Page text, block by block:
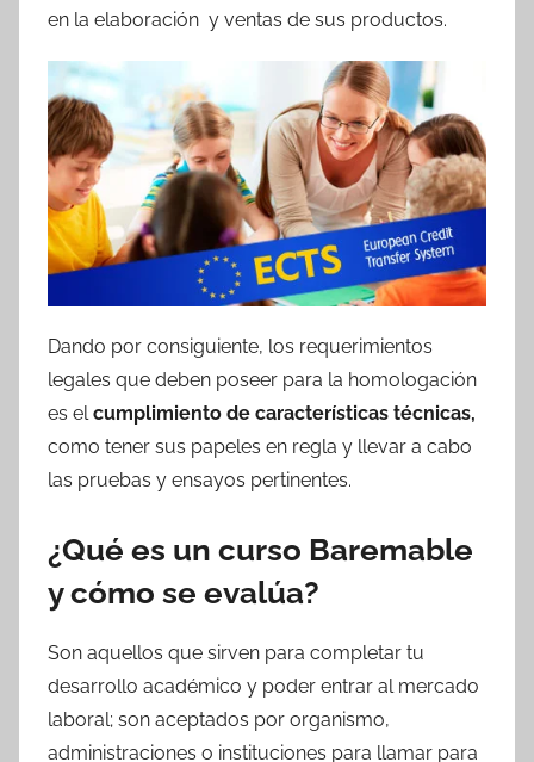
en la elaboración y ventas de sus productos.
Dando por consiguiente, los requerimientos
legales que deben poseer para la homologación
es elcumplimiento de características técnicas,
como tener sus papeles en regla y llevar a cabo
las pruebas y ensayos pertinentes.
¿Qué es un curso Baremable
y cómo se evalúa?
Son aquellos que sirven para completar tu
desarrollo académico y poder entrar al mercado
laboral; son aceptados por organismo,
administraciones o instituciones para llamar para